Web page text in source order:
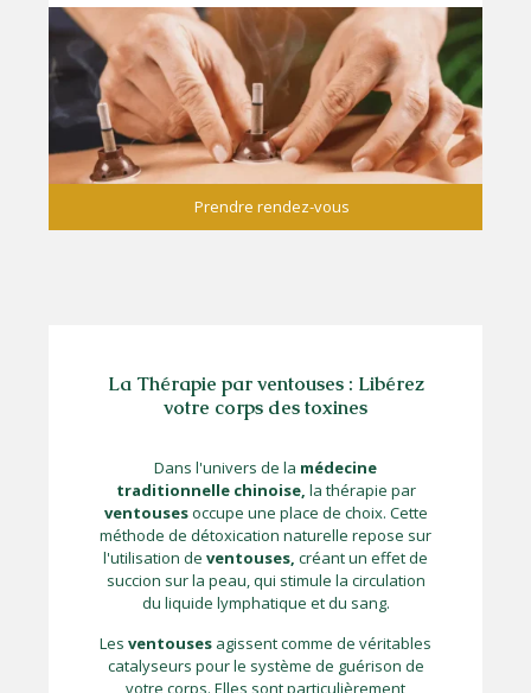
Prendre rendez-vous
La Thérapie par ventouses : Libérez
votre corps des toxines
Dans l'univers de la médecine
traditionnelle chinoise, la thérapie par
ventousesoccupe une place de choix. Cette
méthode de détoxication naturelle repose sur
l'utilisation de ventouses, créant un effet de
succion sur la peau, qui stimule la circulation
du liquide lymphatique et du sang.
Les ventouses agissent comme de véritables
catalyseurs pour le système de guérison de
votre corps. Elles sont particulièrement